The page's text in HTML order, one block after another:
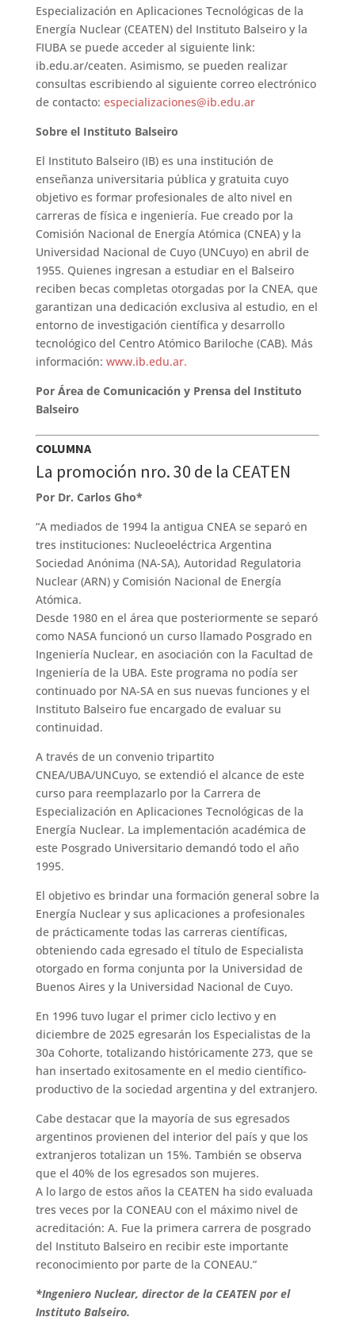
Especialización en Aplicaciones Tecnológicas de la
Energía Nuclear (CEATEN) del Instituto Balseiro y la
FIUBA se puede acceder al siguiente link:
ib.edu.ar/ceaten. Asimismo, se pueden realizar
consultas escribiendo al siguiente correo electrónico
de contacto: especializaciones@ib.edu.ar
Sobre el Instituto Balseiro
El Instituto Balseiro (IB) es una institución de
enseñanza universitaria pública y gratuita cuyo
objetivo es formar profesionales de alto nivel en
carreras de física e ingeniería. Fue creado por la
Comisión Nacional de Energía Atómica (CNEA) y la
Universidad Nacional de Cuyo (UNCuyo) en abril de
1955. Quienes ingresan a estudiar en el Balseiro
reciben becas completas otorgadas por la CNEA, que
garantizan una dedicación exclusiva al estudio, en el
entorno de investigación científica y desarrollo
tecnológico del Centro Atómico Bariloche (CAB). Más
información: www.ib.edu.ar.
Por Área de Comunicación y Prensa del Instituto
Balseiro
COLUMNA
La promoción nro. 30 de la CEATEN
Por Dr. Carlos Gho*
“A mediados de 1994 la antigua CNEA se separó en
tres instituciones: Nucleoeléctrica Argentina
Sociedad Anónima (NA-SA), Autoridad Regulatoria
Nuclear (ARN) y Comisión Nacional de Energía
Atómica.
Desde 1980 en el área que posteriormente se separó
como NASA funcionó un curso llamado Posgrado en
Ingeniería Nuclear, en asociación con la Facultad de
Ingeniería de la UBA. Este programa no podía ser
continuado por NA-SA en sus nuevas funciones y el
Instituto Balseiro fue encargado de evaluar su
continuidad.
A través de un convenio tripartito
CNEA/UBA/UNCuyo, se extendió el alcance de este
curso para reemplazarlo por la Carrera de
Especialización en Aplicaciones Tecnológicas de la
Energía Nuclear. La implementación académica de
este Posgrado Universitario demandó todo el año
1995.
El objetivo es brindar una formación general sobre la
Energía Nuclear y sus aplicaciones a profesionales
de prácticamente todas las carreras científicas,
obteniendo cada egresado el título de Especialista
otorgado en forma conjunta por la Universidad de
Buenos Aires y la Universidad Nacional de Cuyo.
En 1996 tuvo lugar el primer ciclo lectivo y en
diciembre de 2025 egresarán los Especialistas de la
30a Cohorte, totalizando históricamente 273, que se
han insertado exitosamente en el medio científico-
productivo de la sociedad argentina y del extranjero.
Cabe destacar que la mayoría de sus egresados
argentinos provienen del interior del país y que los
extranjeros totalizan un 15%. También se observa
que el 40% de los egresados son mujeres.
A lo largo de estos años la CEATEN ha sido evaluada
tres veces por la CONEAU con el máximo nivel de
acreditación: A. Fue la primera carrera de posgrado
del Instituto Balseiro en recibir este importante
reconocimiento por parte de la CONEAU.”
*Ingeniero Nuclear, director de la CEATEN por el
Instituto Balseiro.